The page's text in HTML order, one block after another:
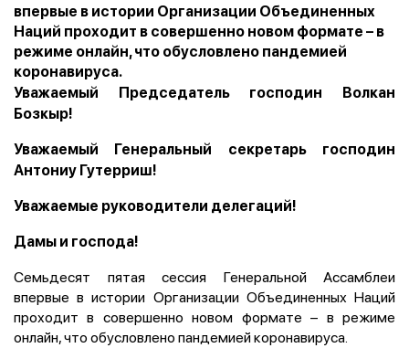
впервые в истории Организации Объединенных
Наций проходит в совершенно новом формате – в
режиме онлайн, что обусловлено пандемией
коронавируса.
Уважаемый Председатель господин Волкан
Бозкыр!
Уважаемый Генеральный секретарь господин
Антониу Гутерриш!
Уважаемые руководители делегаций!
Дамы и господа!
Семьдесят пятая сессия Генеральной Ассамблеи
впервые в истории Организации Объединенных Наций
проходит в совершенно новом формате – в режиме
онлайн, что обусловлено пандемией коронавируса.